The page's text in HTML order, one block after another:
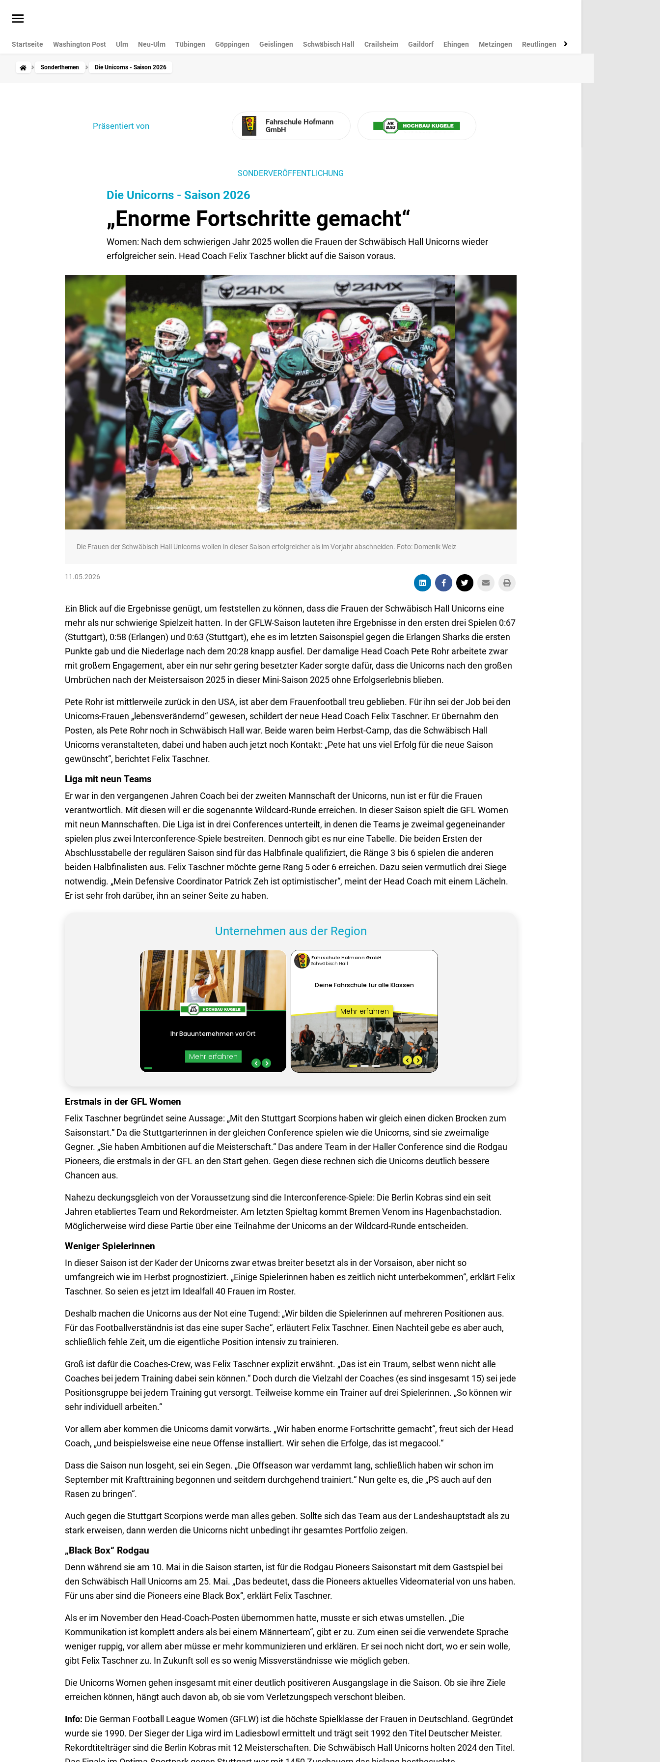
Startseite Washington Post Ulm Neu-Ulm Tübingen Göppingen Geislingen Schwäbisch Hall Crailsheim Gaildorf Ehingen Metzingen Reutlingen Münsingen
Sonderthemen Die Unicorns - Saison 2026
Präsentiert von
Fahr­schule Hofmann
GmbH
SONDERVERÖFFENTLICHUNG
Die Unicorns - Saison 2026
„Enorme Fortschritte gemacht“
Women: Nach dem schwierigen Jahr 2025 wollen die Frauen der Schwäbisch Hall Unicorns wieder
erfolgreicher sein. Head Coach Felix Taschner blickt auf die Saison voraus.
Die Frauen der Schwäbisch Hall Unicorns wollen in dieser Saison erfolgreicher als im Vorjahr abschneiden. Foto: Domenik Welz
11.05.2026
Еin Blick auf die Ergebnisse genügt, um feststellen zu können, dass die Frauen der Schwäbisch Hall Unicorns eine
mehr als nur schwierige Spielzeit hatten. In der GFLW-Saison lauteten ihre Ergebnisse in den ersten drei Spielen 0:67
(Stuttgart), 0:58 (Erlangen) und 0:63 (Stuttgart), ehe es im letzten Saisonspiel gegen die Erlangen Sharks die ersten
Punkte gab und die Niederlage nach dem 20:28 knapp ausfiel. Der damalige Head Coach Pete Rohr arbeitete zwar
mit großem Engagement, aber ein nur sehr gering besetzter Kader sorgte dafür, dass die Unicorns nach den großen
Umbrüchen nach der Meistersaison 2025 in dieser Mini-Saison 2025 ohne Erfolgserlebnis blieben.
Pete Rohr ist mittlerweile zurück in den USA, ist aber dem Frauenfootball treu geblieben. Für ihn sei der Job bei den
Unicorns-Frauen „lebensverändernd“ gewesen, schildert der neue Head Coach Felix Taschner. Er übernahm den
Posten, als Pete Rohr noch in Schwäbisch Hall war. Beide waren beim Herbst-Camp, das die Schwäbisch Hall
Unicorns veranstalteten, dabei und haben auch jetzt noch Kontakt: „Pete hat uns viel Erfolg für die neue Saison
gewünscht“, berichtet Felix Taschner.
Liga mit neun Teams
Er war in den vergangenen Jahren Coach bei der zweiten Mannschaft der Unicorns, nun ist er für die Frauen
verantwortlich. Mit diesen will er die sogenannte Wildcard-Runde erreichen. In dieser Saison spielt die GFL Women
mit neun Mannschaften. Die Liga ist in drei Conferences unterteilt, in denen die Teams je zweimal gegeneinander
spielen plus zwei Interconference-Spiele bestreiten. Dennoch gibt es nur eine Tabelle. Die beiden Ersten der
Abschlusstabelle der regulären Saison sind für das Halbfinale qualifiziert, die Ränge 3 bis 6 spielen die anderen
beiden Halbfinalisten aus. Felix Taschner möchte gerne Rang 5 oder 6 erreichen. Dazu seien vermutlich drei Siege
notwendig. „Mein Defensive Coordinator Patrick Zeh ist optimistischer“, meint der Head Coach mit einem Lächeln.
Er ist sehr froh darüber, ihn an seiner Seite zu haben.
Unternehmen aus der Region
Erstmals in der GFL Women
Felix Taschner begründet seine Aussage: „Mit den Stuttgart Scorpions haben wir gleich einen dicken Brocken zum
Saisonstart.“ Da die Stuttgarterinnen in der gleichen Conference spielen wie die Unicorns, sind sie zweimalige
Gegner. „Sie haben Ambitionen auf die Meisterschaft.“ Das andere Team in der Haller Conference sind die Rodgau
Pioneers, die erstmals in der GFL an den Start gehen. Gegen diese rechnen sich die Unicorns deutlich bessere
Chancen aus.
Nahezu deckungsgleich von der Voraussetzung sind die Interconference-Spiele: Die Berlin Kobras sind ein seit
Jahren etabliertes Team und Rekordmeister. Am letzten Spieltag kommt Bremen Venom ins Hagenbachstadion.
Möglicherweise wird diese Partie über eine Teilnahme der Unicorns an der Wildcard-Runde entscheiden.
Weniger Spielerinnen
In dieser Saison ist der Kader der Unicorns zwar etwas breiter besetzt als in der Vorsaison, aber nicht so
umfangreich wie im Herbst prognostiziert. „Einige Spielerinnen haben es zeitlich nicht unterbekommen“, erklärt Felix
Taschner. So seien es jetzt im Idealfall 40 Frauen im Roster.
Deshalb machen die Unicorns aus der Not eine Tugend: „Wir bilden die Spielerinnen auf mehreren Positionen aus.
Für das Footballverständnis ist das eine super Sache“, erläutert Felix Taschner. Einen Nachteil gebe es aber auch,
schließlich fehle Zeit, um die eigentliche Position intensiv zu trainieren.
Groß ist dafür die Coaches-Crew, was Felix Taschner explizit erwähnt. „Das ist ein Traum, selbst wenn nicht alle
Coaches bei jedem Training dabei sein können.“ Doch durch die Vielzahl der Coaches (es sind insgesamt 15) sei jede
Positionsgruppe bei jedem Training gut versorgt. Teilweise komme ein Trainer auf drei Spielerinnen. „So können wir
sehr individuell arbeiten.“
Vor allem aber kommen die Unicorns damit vorwärts. „Wir haben enorme Fortschritte gemacht“, freut sich der Head
Coach, „und beispielsweise eine neue Offense installiert. Wir sehen die Erfolge, das ist megacool.“
Dass die Saison nun losgeht, sei ein Segen. „Die Offseason war verdammt lang, schließlich haben wir schon im
September mit Krafttraining begonnen und seitdem durchgehend trainiert.“ Nun gelte es, die „PS auch auf den
Rasen zu bringen“.
Auch gegen die Stuttgart Scorpions werde man alles geben. Sollte sich das Team aus der Landeshauptstadt als zu
stark erweisen, dann werden die Unicorns nicht unbedingt ihr gesamtes Portfolio zeigen.
„Black Box“ Rodgau
Denn während sie am 10. Mai in die Saison starten, ist für die Rodgau Pioneers Saisonstart mit dem Gastspiel bei
den Schwäbisch Hall Unicorns am 25. Mai. „Das bedeutet, dass die Pioneers aktuelles Videomaterial von uns haben.
Für uns aber sind die Pioneers eine Black Box“, erklärt Felix Taschner.
Als er im November den Head-Coach-Posten übernommen hatte, musste er sich etwas umstellen. „Die
Kommunikation ist komplett anders als bei einem Männerteam“, gibt er zu. Zum einen sei die verwendete Sprache
weniger ruppig, vor allem aber müsse er mehr kommunizieren und erklären. Er sei noch nicht dort, wo er sein wolle,
gibt Felix Taschner zu. In Zukunft soll es so wenig Missverständnisse wie möglich geben.
Die Unicorns Women gehen insgesamt mit einer deutlich positiveren Ausgangslage in die Saison. Ob sie ihre Ziele
erreichen können, hängt auch davon ab, ob sie vom Verletzungspech verschont bleiben.
Info: Die German Football League Women (GFLW) ist die höchste Spielklasse der Frauen in Deutschland. Gegründet
wurde sie 1990. Der Sieger der Liga wird im Ladiesbowl ermittelt und trägt seit 1992 den Titel Deutscher Meister.
Rekordtitelträger sind die Berlin Kobras mit 12 Meisterschaften. Die Schwäbisch Hall Unicorns holten 2024 den Titel.